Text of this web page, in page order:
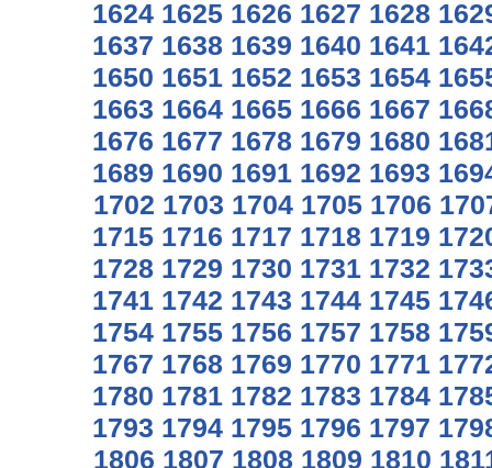
1624 1625 1626 1627 1628
1637 1638 1639 1640 1641
1650 1651 1652 1653 1654
1663 1664 1665 1666 1667
1676 1677 1678 1679 1680
1689 1690 1691 1692 1693
1702 1703 1704 1705 1706
1715 1716 1717 1718 1719
1728 1729 1730 1731 1732
1741 1742 1743 1744 1745
1754 1755 1756 1757 1758
1767 1768 1769 1770 1771
1780 1781 1782 1783 1784
1793 1794 1795 1796 1797
1806 1807 1808 1809 1810